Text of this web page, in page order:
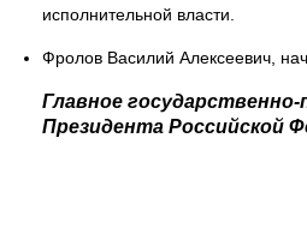
исполнительной власти.
Фролов Василий Алексеевич,
Главное
Президента Российской